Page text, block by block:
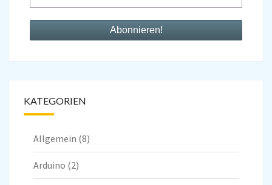
KATEGORIEN
Allgemein (8)
Arduino (2)